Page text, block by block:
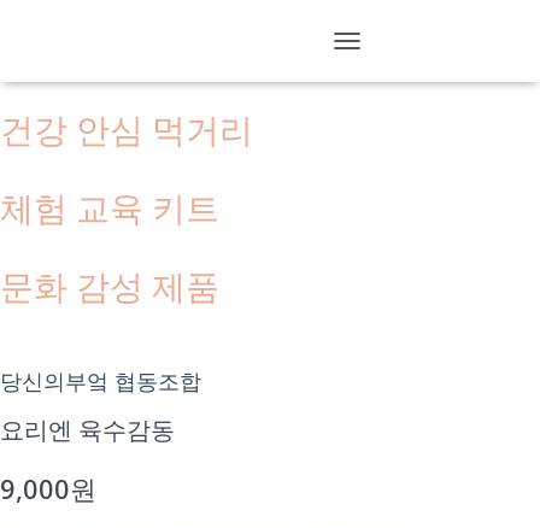
건강 안심 먹거리
체험 교육 키트
문화 감성 제품
당신의부엌 협동조합
요리엔 육수감동
9,000원